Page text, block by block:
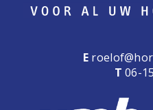
E
T 06-